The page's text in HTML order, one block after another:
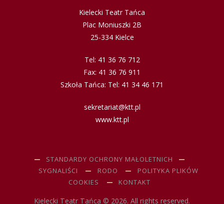
Kielecki Teatr Tańca
Plac Moniuszki 2B
25-334 Kielce
Tel: 41 36 76 712
Fax: 41 36 76 911
Szkoła Tańca: Tel: 41 34 46 171
sekretariat@ktt.pl
www.ktt.pl
STANDARDY OCHRONY MAŁOLETNICH
SYGNALIŚCI
RODO
POLITYKA PLIKÓW
COOKIES
KONTAKT
Kielecki Teatr Tańca © 2026. All rights reserved.